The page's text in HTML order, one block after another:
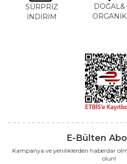
SÜRPRİZ
İNDİRİM
DOĞAL&
ORGANİK
E-Bülten
Kampanya ve yeniliklerden haberdar
olun!